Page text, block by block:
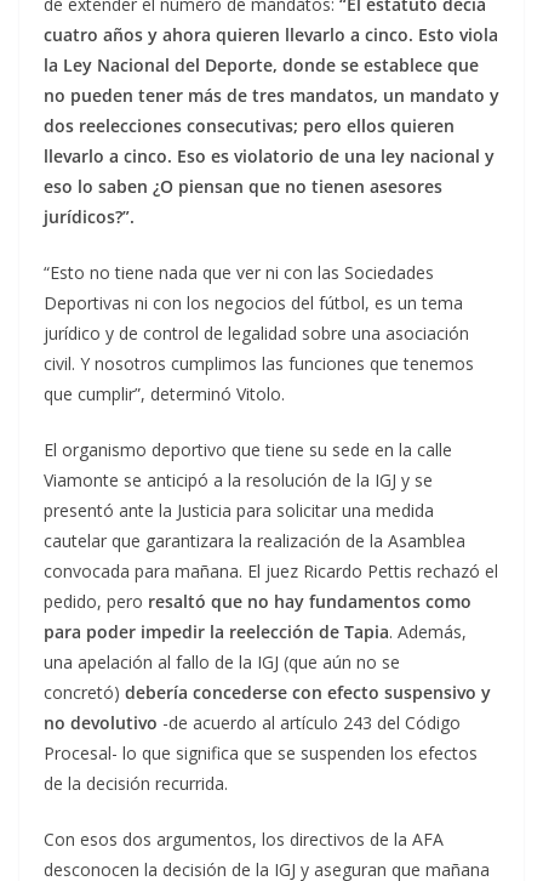
de extender el número de mandatos: “El estatuto decía
cuatro años y ahora quieren llevarlo a cinco. Esto viola
la Ley Nacional del Deporte, donde se establece que
no pueden tener más de tres mandatos, un mandato y
dos reelecciones consecutivas; pero ellos quieren
llevarlo a cinco. Eso es violatorio de una ley nacional y
eso lo saben ¿O piensan que no tienen asesores
jurídicos?”.
“Esto no tiene nada que ver ni con las Sociedades
Deportivas ni con los negocios del fútbol, es un tema
jurídico y de control de legalidad sobre una asociación
civil. Y nosotros cumplimos las funciones que tenemos
que cumplir”, determinó Vitolo.
El organismo deportivo que tiene su sede en la calle
Viamonte se anticipó a la resolución de la IGJ y se
presentó ante la Justicia para solicitar una medida
cautelar que garantizara la realización de la Asamblea
convocada para mañana. El juez Ricardo Pettis rechazó el
pedido, pero resaltó que no hay fundamentos como
para poder impedir la reelección de Tapia. Además,
una apelación al fallo de la IGJ (que aún no se
concretó) debería concederse con efecto suspensivo y
no devolutivo -de acuerdo al artículo 243 del Código
Procesal- lo que significa que se suspenden los efectos
de la decisión recurrida.
Con esos dos argumentos, los directivos de la AFA
desconocen la decisión de la IGJ y aseguran que mañana